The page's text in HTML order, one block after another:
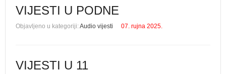
VIJESTI U PODNE
Objavljeno u kategoriji:Audio vijesti 07. rujna 2025.
VIJESTI U 11